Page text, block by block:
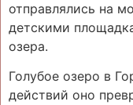
отправлялись на
детскими
озера.
Голубое озеро в
действий оно